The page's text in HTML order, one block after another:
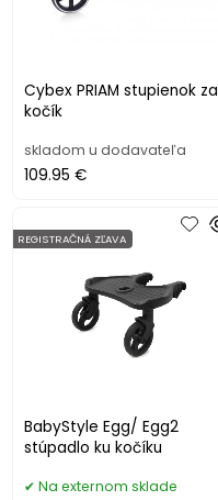
Cybex PRIAM stupienok za
kočík
skladom u dodavateľa
109.95 €
BabyStyle Egg/ Egg2
stúpadlo ku kočíku
REGISTRAČNÁ ZĽAVA
Na externom sklade